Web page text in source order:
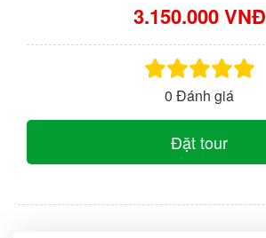
3.150.000 VNĐ
0 Đánh giá
Đặt tour